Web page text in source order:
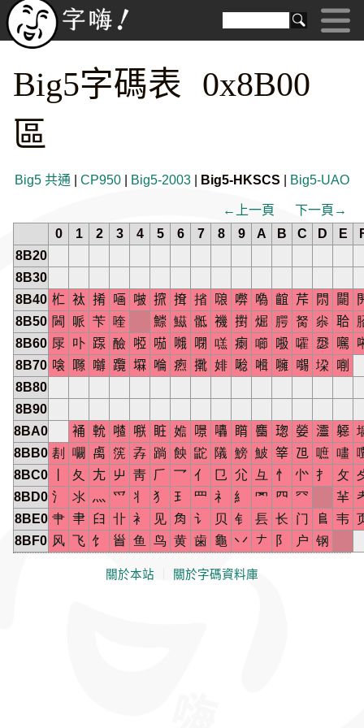
Big5字碼表 0x8B00
區
Big5 共通 CP950 Big5-2003 Big5-HKSCS Big5-UAO
←上一頁
下一頁→
0
1 2 3 4 5 6 7 8 9 A B C D E
8B20
8B30
8B40 𣏴 𧘹 𢯎 𠵾 𠵿 𢱑 𢱕 㨘 𠺘 𡃇 𠼮 𪘲 𦭐 𨳒 𨶙
8B50 閪 哌 苄 喹 𩻃 鰦 骶 𧝞 𢷮 煀 腭 胬 尜 𦕲
8B60 㞗 卟 𨂽 醶 𠻺 𠸏 𠹷 𠻻 㗝 𤷫 㘉 𠳖 嚯 𢞵 𡃉
8B70 𠹸 𡁸 𡅈 𨈇 𡑕 𠹹 𤹐 𢶤 婔 𡀝 𡀞 𡃵 𡃶 垜
𠸑
8B80
8B90
8BA0
𧚔 𨋍 𠾵 𠹻 𥅾 㜃 𠾶 𡆀 𥋘 𪊽 𤧚 𡠺 𤅷 𨉼
8BB0 剨 㘚 𥜽 箲 孨 䠀 䬬 鼧 䧧 鰟 鮍 𥭴 𣄽 嗻 㗲
8BC0
夂 𡯁 屮 靑 𠂆 乛 亻 㔾 尣 彑 忄 㣺 扌 攵
8BD0 氵 氺 灬 爫 丬 犭 𤣩 罒 礻 糹 罓 𦉪 㓁 𦍋
8BE0 肀 𦘒 𦥑 卝 衤 见 𧢲 讠 贝 钅 镸 长 门 𨸏 韦
8BF0 风 飞 饣 𩠐 鱼 鸟 黄 歯 龜 丷 𠂇 阝 户 钢
關於本站 關於字碼資料庫